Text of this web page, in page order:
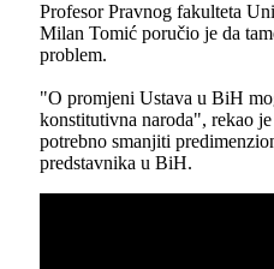
Profesor Pravnog fakulteta
Milan Tomić poručio je da
problem.
"O promjeni Ustava u BiH
konstitutivna naroda", rekao
potrebno smanjiti
predstavnika u BiH.